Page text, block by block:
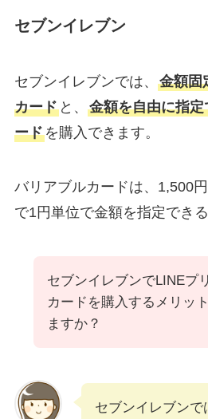
セブンイレブン
セブンイレブンでは、 金額固
カードと、 金額を自由に指
ードを購入できます。
バリアブルカードは、1,500
で1円単位で金額を指定でき
セブンイレブンでLINEプ
カードを購入するメリッ
ますか？
セブンイレブンで